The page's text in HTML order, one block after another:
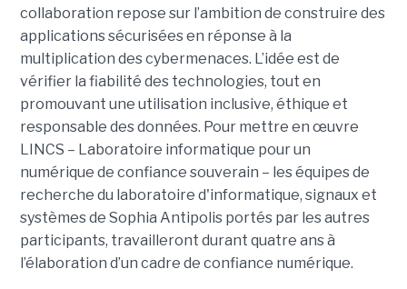
collaboration repose sur l’ambition de construire des
applications sécurisées en réponse à la
multiplication des cybermenaces. L’idée est de
vérifier la fiabilité des technologies, tout en
promouvant une utilisation inclusive, éthique et
responsable des données. Pour mettre en œuvre
LINCS – Laboratoire informatique pour un
numérique de confiance souverain – les équipes de
recherche du laboratoire d'informatique, signaux et
systèmes de Sophia Antipolis portés par les autres
participants, travailleront durant quatre ans à
l’élaboration d’un cadre de confiance numérique.